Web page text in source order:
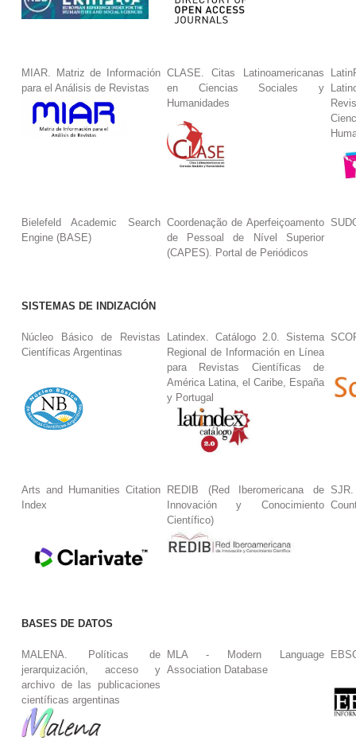
MIAR. Matriz de Información
para el Análisis de Revistas
CLASE. Citas Latinoamericanas
en Ciencias Sociales y
Humanidades
Bielefeld Academic Search
Engine (BASE)
Coordenação de Aperfeiçoamento
de Pessoal de Nível Superior
(CAPES). Portal de Periódicos
SISTEMAS DE INDIZACIÓN
Núcleo Básico de Revistas
Científicas Argentinas
Latindex. Catálogo 2.0. Sistema
Regional de Información en Línea
para Revistas Científicas de
América Latina, el Caribe, España
y Portugal
Arts and Humanities Citation
Index
REDIB (Red Iberomericana de
Innovación y Conocimiento
Científico)
BASES DE DATOS
MALENA. Políticas de
jerarquización, acceso y
archivo de las publicaciones
científicas argentinas
MLA - Modern Language
Association Database